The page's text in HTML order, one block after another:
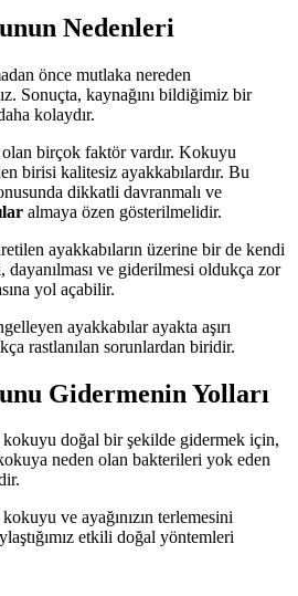
Nedenleri
önce mutlaka nereden
Sonuçta, kaynağını bildiğimiz bir
kolaydır.
birçok faktör vardır. Kokuyu
birisi kalitesiz ayakkabılardır. Bu
dikkatli davranmalı ve
almaya özen gösterilmelidir.
ayakkabıların üzerine bir de kendi
dayanılması ve giderilmesi oldukça zor
yol açabilir.
ayakkabılar ayakta aşırı
rastlanılan sorunlardan biridir.
Gidermenin Yolları
doğal bir şekilde gidermek için,
neden olan bakterileri yok eden
ve ayağınızın terlemesini
etkili doğal yöntemleri